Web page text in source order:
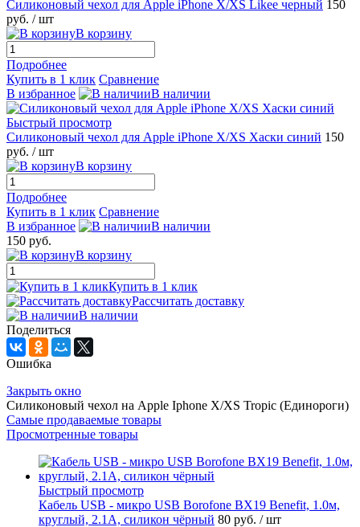
Силиконовый чехол для Apple iPhone X/XS Likee черный 150
руб. / шт
В корзину
Подробнее
Купить в 1 клик Сравнение
В избранное
В наличии
Быстрый просмотр
Силиконовый чехол для Apple iPhone X/XS Хаски синий 150
руб. / шт
В корзину
Подробнее
Купить в 1 клик Сравнение
В избранное
В наличии
150 руб.
В корзину
Купить в 1 клик
Рассчитать доставку
В наличии
Поделиться
Ошибка
Закрыть окно
Силиконовый чехол на Apple Iphone X/XS Tropic (Единороги)
Самые продаваемые товары
Просмотренные товары
Быстрый просмотр
Кабель USB - микро USB Borofone BX19 Benefit, 1.0м,
круглый, 2.1A, силикон чёрный 80 руб. / шт